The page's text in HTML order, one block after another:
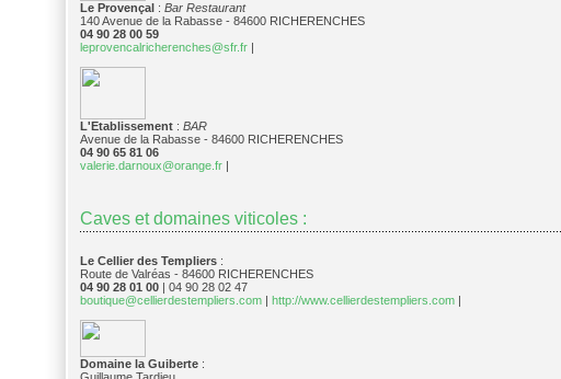
Le Provençal : Bar Restaurant
140 Avenue de la Rabasse - 84600 RICHERENCHES
04 90 28 00 59
leprovencalricherenches@sfr.fr |
L'Etablissement : BAR
Avenue de la Rabasse - 84600 RICHERENCHES
04 90 65 81 06
valerie.darnoux@orange.fr |
Caves et domaines viticoles :
Le Cellier des Templiers :
Route de Valréas - 84600 RICHERENCHES
04 90 28 01 00 | 04 90 28 02 47
boutique@cellierdestempliers.com | http://www.cellierdestempliers.com |
Domaine la Guiberte :